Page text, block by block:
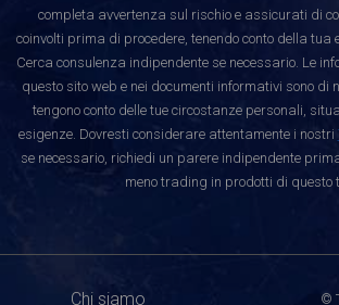
completa avvertenza sul rischio e assicurati di
coinvolti prima di procedere, tenendo conto della tua
Cerca consulenza indipendente se necessario. Le
questo sito web e nei documenti informativi sono di
tengono conto delle tue circostanze personali,
esigenze. Dovresti considerare attentamente i nostri
se necessario, richiedi un parere indipendente
meno trading in prodotti di questo
Chi siamo ©